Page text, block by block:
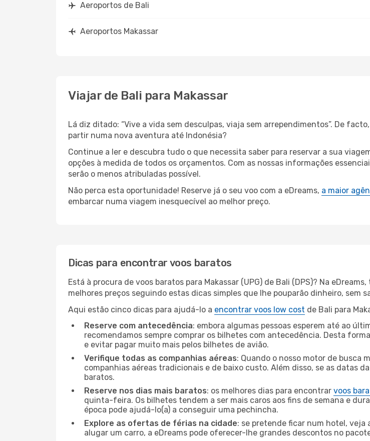
Aeroportos de Bali
Aeroportos Makassar
Viajar de Bali para Makassar
Lá diz ditado: “Vive a vida sem desculpas, viaja sem arrependimentos”. De
partir numa nova aventura até Indonésia?
Continue a ler e descubra tudo o que necessita saber para reservar a sua
opções à medida de todos os orçamentos. Com as nossas informações
serão o menos atribuladas possível.
Não perca esta oportunidade! Reserve já o seu voo com a eDreams, a maior
embarcar numa viagem inesquecível ao melhor preço.
Dicas para encontrar voos baratos
Está à procura de voos baratos para Makassar (UPG) de Bali (DPS)? Na
melhores preços seguindo estas dicas simples que lhe pouparão dinheiro, sem
Aqui estão cinco dicas para ajudá-lo a encontrar voos low cost de Bali para
Reserve com antecedência: embora algumas pessoas esperem até ao
recomendamos sempre comprar os bilhetes com antecedência. Desta
e evitar pagar muito mais pelos bilhetes de avião.
Verifique todas as companhias aéreas: Quando o nosso motor de busca
companhias aéreas tradicionais e de baixo custo. Além disso, se as datas
baratos.
Reserve nos dias mais baratos: os melhores dias para encontrar voos
quinta-feira. Os bilhetes tendem a ser mais caros aos fins de semana e
época pode ajudá-lo(a) a conseguir uma pechincha.
Explore as ofertas de férias na cidade: se pretende ficar num hotel, veja
alugar um carro, a eDreams pode oferecer-lhe grandes descontos no